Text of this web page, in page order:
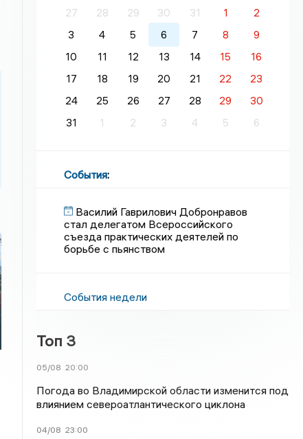
27
28 29 30 31 1
2
3
4 5 6 7 8
9
10
11 12 13 14 15
16
17
18 19 20 21 22
23
24
25 26 27 28 29
30
31
1 2 3 4 5 6
События:
Василий Гаврилович Добронравов
стал делегатом Всероссийского
съезда практических деятелей по
борьбе с пьянством
События недели
Топ 3
05/08 20:00
Погода во Владимирской области изменится под
влиянием североатлантического циклона
04/08 23:00